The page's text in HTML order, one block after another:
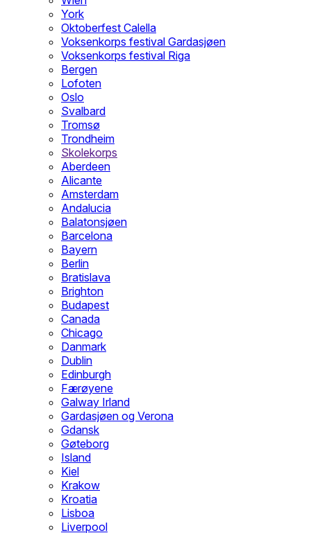
York
Oktoberfest Calella
Voksenkorps festival Gardasjøen
Voksenkorps festival Riga
Bergen
Lofoten
Oslo
Svalbard
Tromsø
Trondheim
Skolekorps
Aberdeen
Alicante
Amsterdam
Andalucia
Balatonsjøen
Barcelona
Bayern
Berlin
Bratislava
Brighton
Budapest
Canada
Chicago
Danmark
Dublin
Edinburgh
Færøyene
Galway Irland
Gardasjøen og Verona
Gdansk
Gøteborg
Island
Kiel
Krakow
Kroatia
Lisboa
Liverpool